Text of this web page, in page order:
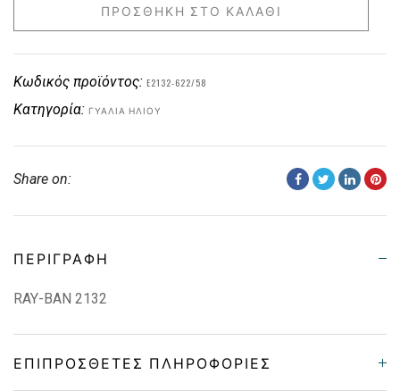
ΠΡΟΣΘΉΚΗ ΣΤΟ ΚΑΛΆΘΙ
Κωδικός προϊόντος: E2132-622/58
Κατηγορία: ΓΥΑΛΙΆ ΗΛΊΟΥ
Share on:
ΠΕΡΙΓΡΑΦΉ
RAY-BAN 2132
ΕΠΙΠΡΌΣΘΕΤΕΣ ΠΛΗΡΟΦΟΡΊΕΣ